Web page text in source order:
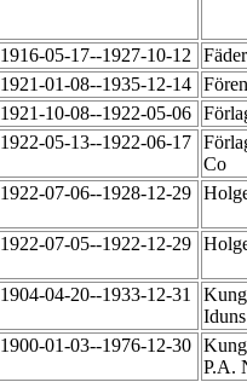
1916-05-17--1927-10-12
1921-01-08--1935-12-14
1921-10-08--1922-05-06
1922-05-13--1922-06-17
Co
1922-07-06--1928-12-29
1922-07-05--1922-12-29
1904-04-20--1933-12-31
1900-01-03--1976-12-30
P.A.